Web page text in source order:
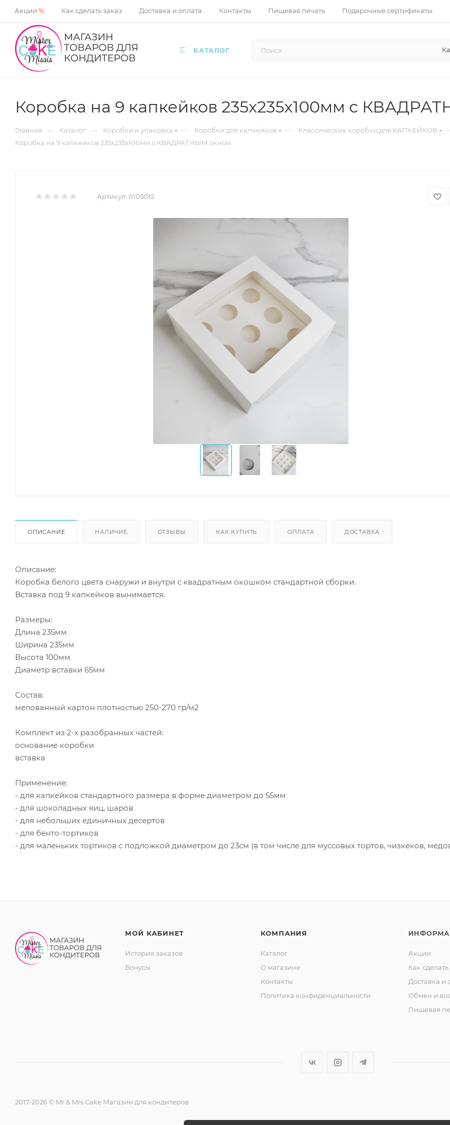
Акции % Как сделать заказ Доставка и оплата Контакты Пищевая печать Подарочные сертификаты
КАТАЛОГ
Коробка на 9 капкейков 235х235х100мм с
Главная — Каталог — Коробки и упаковка — Коробки для капкейков — Классические коробки для КАПКЕЙКОВ
Коробка на 9 капкейков 235х235х100мм с КВАДРАТНЫМ окном
Артикул: 0105012
ОПИСАНИЕ НАЛИЧИЕ ОТЗЫВЫ КАК КУПИТЬ ОПЛАТА ДОСТАВКА
Описание:
Коробка белого цвета снаружи и внутри с квадратным окошком стандартной сборки.
Вставка под 9 капкейков вынимается.
Размеры:
Длина 235мм
Ширина 235мм
Высота 100мм
Диаметр вставки 65мм
Состав:
мелованный картон плотностью 250-270 гр/м2
Комплект из 2-х разобранных частей:
основание коробки
вставка
Применение:
- для капкейков стандартного размера в форме диаметром до 55мм
- для шоколадных яиц, шаров
- для небольших единичных десертов
- для бенто-тортиков
- для маленьких тортиков с подложкой диаметром до 23см (в том числе для муссовых тортов, чизкеков,
МОЙ КАБИНЕТ
История заказов
Бонусы
КОМПАНИЯ
Каталог
О магазине
Контакты
Политика конфиденциальности
Акции
Как сделать
Доставка и
Обмен и
Пищевая
2017-2026 © Mr & Mrs Cake Магазин для кондитеров